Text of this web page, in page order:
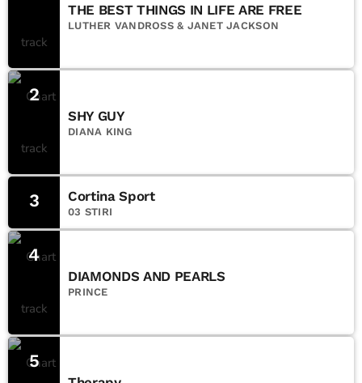
THE BEST THINGS IN LIFE ARE FREE
LUTHER VANDROSS & JANET JACKSON
2
SHY GUY
DIANA KING
3 Cortina Sport
03 STIRI
4
DIAMONDS AND PEARLS
PRINCE
5